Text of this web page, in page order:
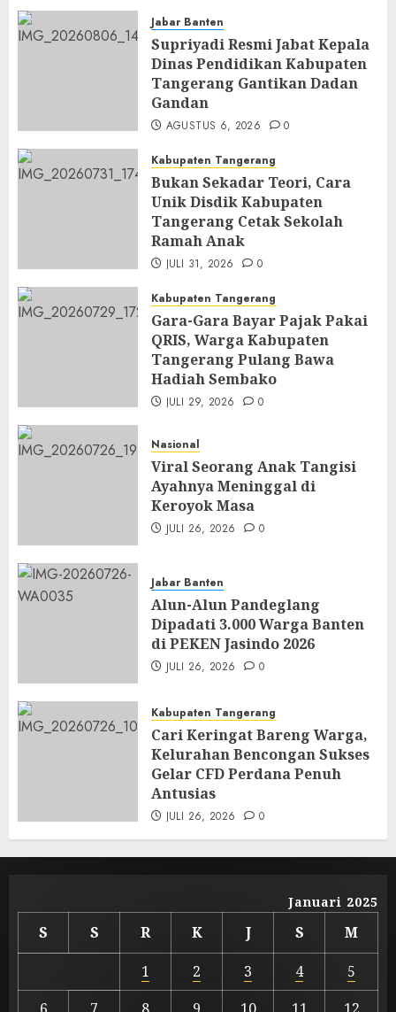
Jabar Banten
Supriyadi Resmi Jabat Kepala
Dinas Pendidikan Kabupaten
Tangerang Gantikan Dadan
Gandan
AGUSTUS 6, 2026 0
Kabupaten Tangerang
Bukan Sekadar Teori, Cara
Unik Disdik Kabupaten
Tangerang Cetak Sekolah
Ramah Anak
JULI 31, 2026 0
Kabupaten Tangerang
Gara-Gara Bayar Pajak Pakai
QRIS, Warga Kabupaten
Tangerang Pulang Bawa
Hadiah Sembako
JULI 29, 2026 0
Nasional
Viral Seorang Anak Tangisi
Ayahnya Meninggal di
Keroyok Masa
JULI 26, 2026 0
Jabar Banten
Alun-Alun Pandeglang
Dipadati 3.000 Warga Banten
di PEKEN Jasindo 2026
JULI 26, 2026 0
Kabupaten Tangerang
Cari Keringat Bareng Warga,
Kelurahan Bencongan Sukses
Gelar CFD Perdana Penuh
Antusias
JULI 26, 2026 0
Januari 2025
S S R K J S
M
1
2 3 4
5